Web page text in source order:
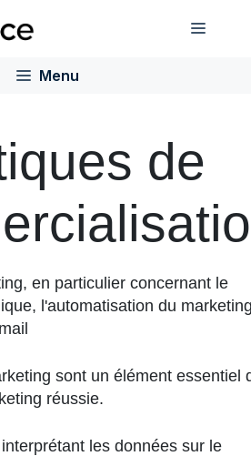
Menu
Menu
de
en particulier concernant le
l'automatisation du
sont un élément essentiel
réussie.
les données sur le